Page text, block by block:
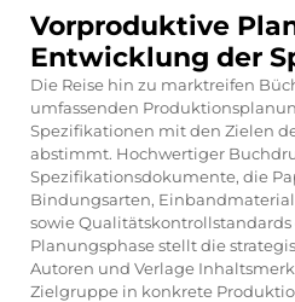
Vorproduktive
Entwicklung der
Die Reise hin zu marktreifen
umfassenden
Spezifikationen mit den Zielen
abstimmt. Hochwertiger
Spezifikationsdokumente, die
Bindungsarten,
sowie
Planungsphase stellt die
Autoren und Verlage
Zielgruppe in konkrete